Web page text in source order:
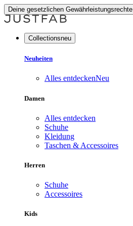
Deine gesetzlichen Gewährleistungsrechte
Collectionsneu
Neuheiten
Alles entdeckenNeu
Damen
Alles entdecken
Schuhe
Kleidung
Taschen & Accessoires
Herren
Schuhe
Accessoires
Kids